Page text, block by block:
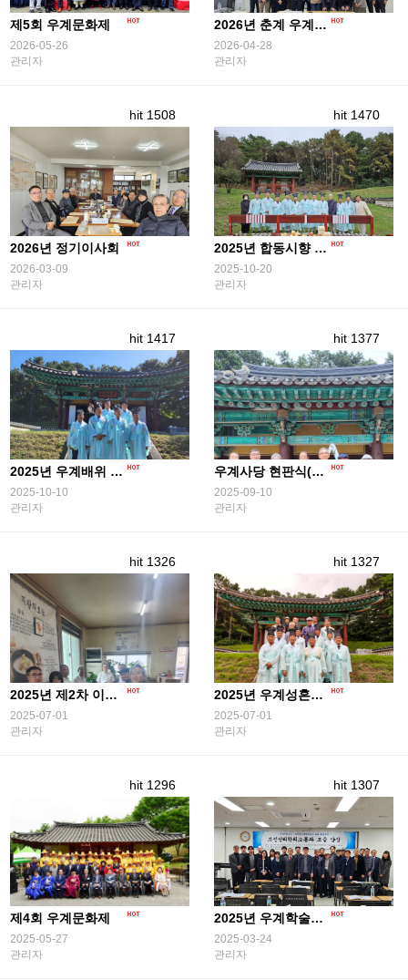
제5회 우계문화제
2026-05-26
관리자
2026년 춘계 우계학술대회
2026-04-28
관리자
hit 1508
2026년 정기이사회
2026-03-09
관리자
hit 1470
2025년 합동시향 봉행
2025-10-20
관리자
hit 1417
2025년 우계배위 고령신씨 기제사 봉행
2025-10-10
관리자
hit 1377
우계사당 현판식(2025.09.09)
2025-09-10
관리자
hit 1326
2025년 제2차 이사회
2025-07-01
관리자
hit 1327
2025년 우계성혼선생 기제사 봉해
2025-07-01
관리자
hit 1296
제4회 우계문화제
2025-05-27
관리자
hit 1307
2025년 우계학술대회
2025-03-24
관리자